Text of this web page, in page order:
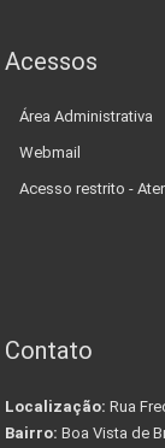
Acessos
Área Administrativa
Webmail
Acesso restrito -
Contato
Localização: Rua
Bairro: Boa Vista de